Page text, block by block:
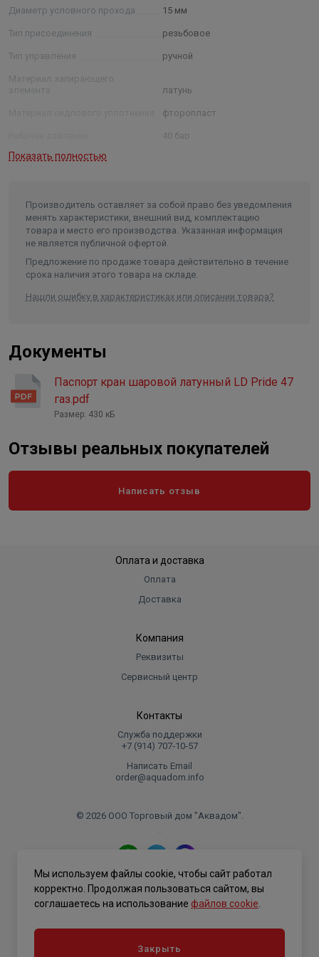
Диаметр условного прохода 15 мм
Тип присоединения резьбовое
Тип управления ручной
Материал запирающего
латунь
фторопласт
40 бар
Рабочая температура
Показать полностью
Производитель оставляет за собой право без уведомления
менять характеристики, внешний вид, комплектацию
товара и место его производства. Указанная информация
не является публичной офертой.
Предложение по продаже товара действительно в течение
срока наличия этого товара на складе.
Нашли ошибку в характеристиках или описании товара?
Документы
Паспорт кран шаровой латунный LD Pride 47
газ.pdf
Размер: 430 кБ
Отзывы реальных покупателей
Написать отзыв
Оплата и доставка
Оплата
Доставка
Компания
Реквизиты
Сервисный центр
Контакты
Служба поддержки
+7 (914) 707‑10‑57
Написать Email
order@aquadom.info
© 2026 ООО Торговый дом "Аквадом".
.
Политика конфиденциальности
Мы используем файлы cookie, чтобы сайт работал
корректно. Продолжая пользоваться сайтом, вы
соглашаетесь на использование файлов cookie
Закрыть